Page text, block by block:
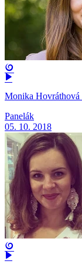
Monika Hovráthová
Panelák
05. 10. 2018